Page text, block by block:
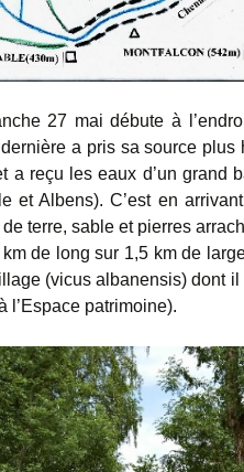
27 mai débute à
dernière a pris sa source
a reçu les eaux d’un grand
et Albens). C’est en
terre, sable et pierres
de long sur 1,5 km de
(vicus albanensis) dont
l’Espace patrimoine).